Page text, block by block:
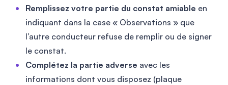
Remplissez votre partie du constat amiable en
indiquant dans la case « Observations » que
l’autre conducteur refuse de remplir ou de signer
le constat.
Complétez la partie adverse avec les
informations dont vous disposez (plaque